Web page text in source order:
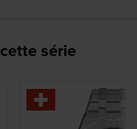
série